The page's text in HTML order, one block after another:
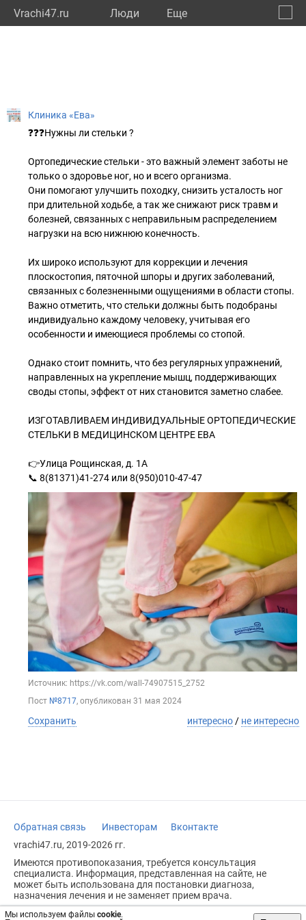
Vrachi47.ru Люди Eще
Мы используем файлы cookie.
Клиника «Ева»
❓❓❓Нужны ли стельки ?
Ортопедические стельки - это важный элемент заботы не
только о здоровье ног, но и всего организма.
Они помогают улучшить походку, снизить усталость ног
при длительной ходьбе, а так же снижают риск травм и
болезней, связанных с неправильным распределением
нагрузки на всю нижнюю конечность.
Их широко используют для коррекции и лечения
плоскостопия, пяточной шпоры и других заболеваний,
связанных с болезненными ощущениями в области стопы.
Важно отметить, что стельки должны быть подобраны
индивидуально каждому человеку, учитывая его
особенности и имеющиеся проблемы со стопой.
Однако стоит помнить, что без регулярных упражнений,
направленных на укрепление мышц, поддерживающих
своды стопы, эффект от них становится заметно слабее.
ИЗГОТАВЛИВАЕМ ИНДИВИДУАЛЬНЫЕ ОРТОПЕДИЧЕСКИЕ
СТЕЛЬКИ В МЕДИЦИНСКОМ ЦЕНТРЕ ЕВА
👉Улица Рощинская, д. 1А
📞 8(81371)41-274 или 8(950)010-47-47
Источник: https://vk.com/wall-74907515_2752
Пост №8717, опубликован 31 мая 2024
Сохранить интересно/ не интересно
Обратная связь Инвесторам
Вконтакте
vrachi47.ru, 2019-2026 гг.
Имеются противопоказания, требуется консультация
специалиста. Информация, представленная на сайте, не
может быть использована для постановки диагноза,
назначения лечения и не заменяет прием врача.
Возрастное ограничение: 18+